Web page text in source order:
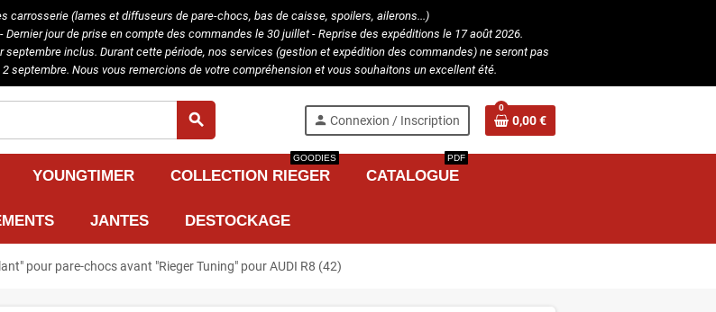
carrosserie (lames et diffuseurs de pare-chocs, bas de caisse, spoilers, ailerons...)
Dernier jour de prise en compte des commandes le 30 juillet - Reprise des expéditions le 17 août 2026.
inclus. Durant cette période, nos services (gestion et expédition des commandes) ne seront pas
septembre. Nous vous remercions de votre compréhension et vous souhaitons un excellent été.
search person Connexion / Inscription
0
0,00 €
YOUNGTIMER COLLECTION RIEGER
GOODIES
CATALOGUE
PDF
JANTES DESTOCKAGE
pour pare-chocs avant "Rieger Tuning" pour AUDI R8 (42)